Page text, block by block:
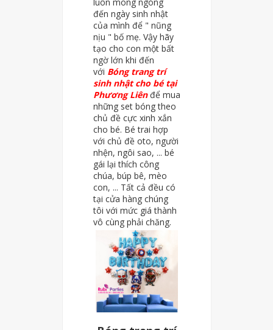
luôn mong ngóng
đến ngày sinh nhật
của mình để " nũng
nịu " bố mẹ. Vậy hãy
tạo cho con một bất
ngờ lớn khi đến
với Bóng trang trí
sinh nhật cho bé tại
Phương Liênđể mua
những set bóng theo
chủ đề cực xinh xắn
cho bé. Bé trai hợp
với chủ đề oto, người
nhện, ngôi sao, ... bé
gái lại thích công
chúa, búp bê, mèo
con, ... Tất cả đều có
tại cửa hàng chúng
tôi với mức giá thành
vô cùng phải chăng.